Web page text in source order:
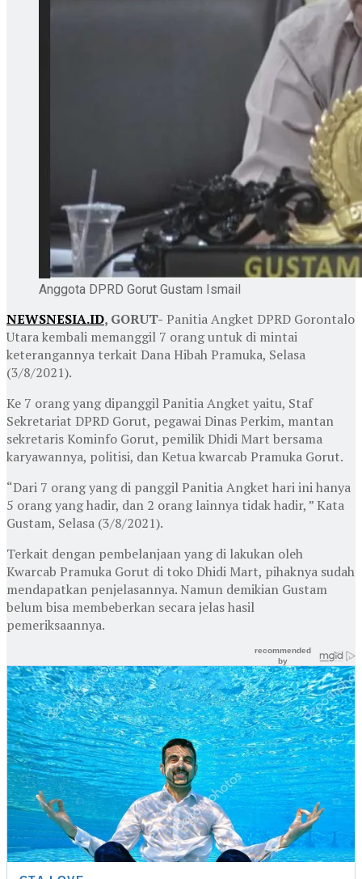
Anggota DPRD Gorut Gustam Ismail
NEWSNESIA.ID, GORUT- Panitia Angket DPRD Gorontalo
Utara kembali memanggil 7 orang untuk di mintai
keterangannya terkait Dana Hibah Pramuka, Selasa
(3/8/2021).
Ke 7 orang yang dipanggil Panitia Angket yaitu, Staf
Sekretariat DPRD Gorut, pegawai Dinas Perkim, mantan
sekretaris Kominfo Gorut, pemilik Dhidi Mart bersama
karyawannya, politisi, dan Ketua kwarcab Pramuka Gorut.
“Dari 7 orang yang di panggil Panitia Angket hari ini hanya
5 orang yang hadir, dan 2 orang lainnya tidak hadir, ” Kata
Gustam, Selasa (3/8/2021).
Terkait dengan pembelanjaan yang di lakukan oleh
Kwarcab Pramuka Gorut di toko Dhidi Mart, pihaknya sudah
mendapatkan penjelasannya. Namun demikian Gustam
belum bisa membeberkan secara jelas hasil
pemeriksaannya.